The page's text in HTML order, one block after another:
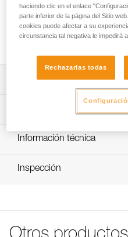
Etiquetas autoadhesivas
VERTEX y STRATO que
marcado el casco con
Descripción
Hoja de 36 etiquetas
personalizar los cascos
Marcado con rotulador
Características por
Garantía : 3 Años
Información técnica
FAQ
Inspección
haciendo clic en el enlace
parte inferior de la página del Sitio
cookies puede afectar a su
circunstancia tal negativa le impedirá
Rechazarlas todas